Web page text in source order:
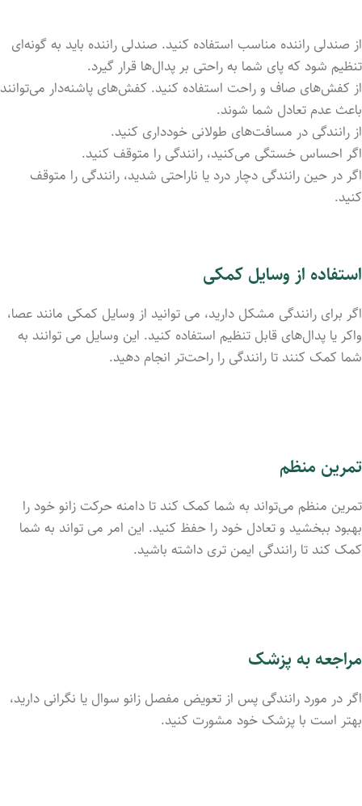
از صندلی راننده مناسب استفاده کنید. صندلی راننده باید به گونه‌ای
تنظیم شود که پای شما به راحتی بر پدال‌ها قرار گیرد.
از کفش‌های صاف و راحت استفاده کنید. کفش‌های پاشنه‌دار می‌توانند
باعث عدم تعادل شما شوند.
از رانندگی در مسافت‌های طولانی خودداری کنید.
اگر احساس خستگی می‌کنید، رانندگی را متوقف کنید.
اگر در حین رانندگی دچار درد یا ناراحتی شدید، رانندگی را متوقف
کنید.
استفاده از وسایل کمکی
اگر برای رانندگی مشکل دارید، می ‌توانید از وسایل کمکی مانند عصا،
واکر یا پدال‌های قابل تنظیم استفاده کنید. این وسایل می‌ توانند به
شما کمک کنند تا رانندگی را راحت‌تر انجام دهید.
تمرین منظم
تمرین منظم می‌تواند به شما کمک کند تا دامنه حرکت زانو خود را
بهبود ببخشید و تعادل خود را حفظ کنید. این امر می‌ تواند به شما
کمک کند تا رانندگی ایمن‌ تری داشته باشید.
مراجعه به پزشک
اگر در مورد رانندگی پس از تعویض مفصل زانو سوال یا نگرانی دارید،
بهتر است با پزشک خود مشورت کنید.